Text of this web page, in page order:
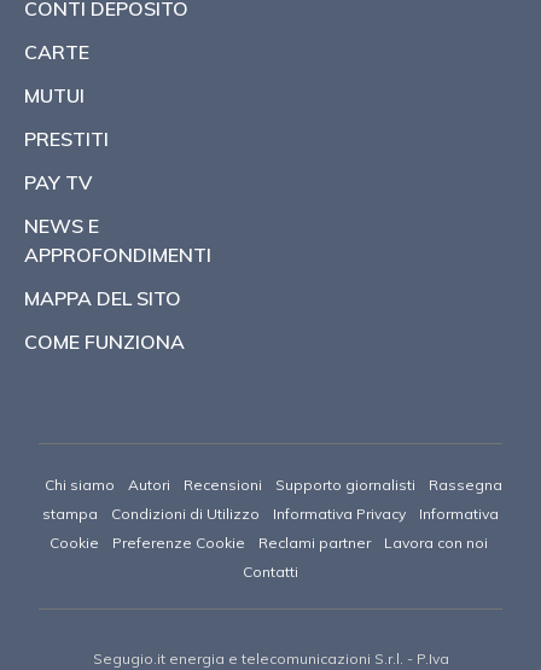
CONTI DEPOSITO
CARTE
MUTUI
PRESTITI
PAY TV
NEWS E
APPROFONDIMENTI
MAPPA DEL SITO
COME FUNZIONA
Chi siamo Autori Recensioni Supporto giornalisti
Rassegna
stampa
Condizioni di Utilizzo Informativa Privacy
Informativa
Cookie
Preferenze Cookie Reclami partner
Lavora con noi
Contatti
Segugio.it energia e telecomunicazioni S.r.l. - P.Iva